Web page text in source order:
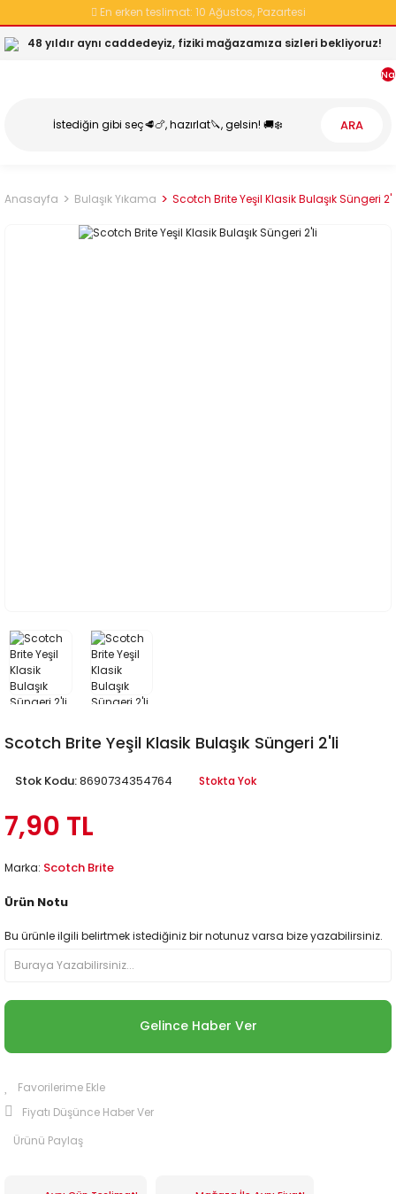
En erken teslimat: 10 Ağustos, Pazartesi
48 yıldır aynı caddedeyiz, fiziki mağazamıza sizleri bekliyoruz!
ARA
Anasayfa Bulaşık Yıkama Scotch Brite Yeşil Klasik Bulaşık Süngeri 2'li
Scotch Brite Yeşil Klasik Bulaşık Süngeri 2'li
Stok Kodu:8690734354764 Stokta Yok
7,90 TL
Marka: Scotch Brite
Ürün Notu
Bu ürünle ilgili belirtmek istediğiniz bir notunuz varsa bize yazabilirsiniz.
Gelince Haber Ver
Fiyatı Düşünce Haber Ver
Ürünü Paylaş